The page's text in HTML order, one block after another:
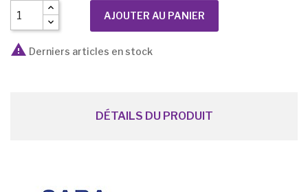
AJOUTER AU PANIER
 Derniers articles en stock
DÉTAILS DU PRODUIT